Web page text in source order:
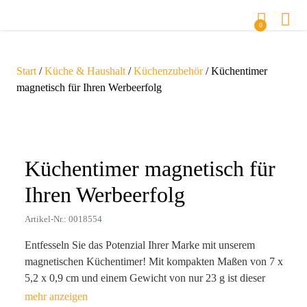
0
Start /Küche & Haushalt /Küchenzubehör/ Küchentimer
magnetisch für Ihren Werbeerfolg
Küchentimer magnetisch für
Ihren Werbeerfolg
Artikel-Nr.: 0018554
Entfesseln Sie das Potenzial Ihrer Marke mit unserem
magnetischen Küchentimer! Mit kompakten Maßen von 7 x
5,2 x 0,9 cm und einem Gewicht von nur 23 g ist dieser
praktische Helfer nicht nur funktional, sondern auch ein